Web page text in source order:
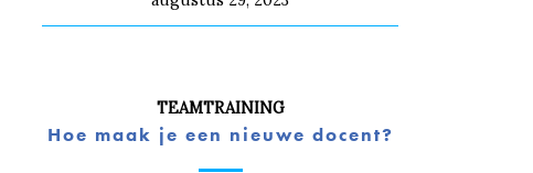
TEAMTRAINING
Hoe maak je een nieuwe docent?